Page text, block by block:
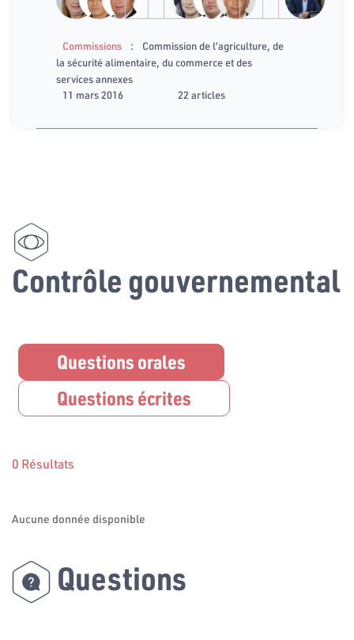
Commissions :
Commission de l’agriculture, de
la sécurité alimentaire, du commerce et des
services annexes
11 mars 2016
22 articles
Contrôle gouvernemental
Questions orales
Questions écrites
0 Résultats
Aucune donnée disponible
Questions